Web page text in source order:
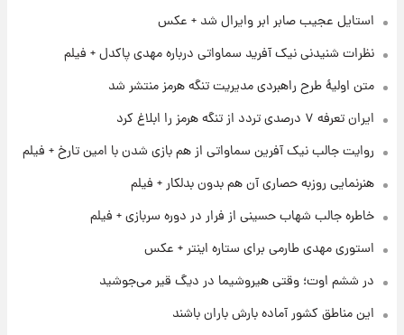
۱ روز پیش
شارژ جدید کالابرگ برای سه دهک؛ جزئیات اعلام
۱ روز پیش
شاهین، کوییک، اطلس، سهند و ساینا با اقساط
بلندمدت + جدول
سیگنال‌های جدید برای بازار طلا؛ پیش‌بینی
قیمت سکه و طلا فردا
استایل عجیب صابر ابر وایرال شد + عکس
نظرات شنیدنی نیک آفرید سماواتی درباره مهدی پاکدل + فیلم
متن اولیۀ طرح راهبردی مدیریت تنگه هرمز منتشر شد
ایران تعرفه ۷ درصدی تردد از تنگه هرمز را ابلاغ کرد
روایت جالب نیک آفرین سماواتی از هم بازی شدن با امین تارخ + فیلم
هنرنمایی روزبه حصاری آن هم بدون بدلکار + فیلم
خاطره جالب شهاب حسینی از فرار در دوره سربازی + فیلم
استوری مهدی طارمی برای ستاره اینتر + عکس
در ششم اوت؛ وقتی هیروشیما در دیگ قیر می‌جوشید
این مناطق کشور آماده بارش باران باشند